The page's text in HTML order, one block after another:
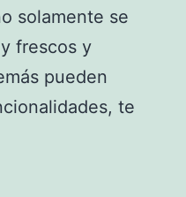
solamente se
frescos y
pueden
te